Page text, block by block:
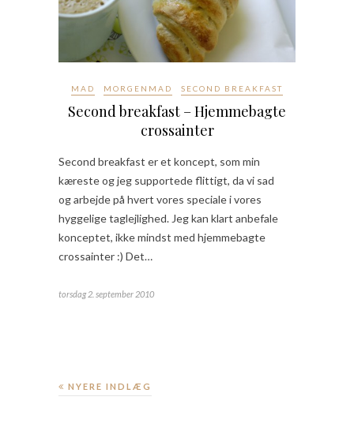
MAD MORGENMAD SECOND BREAKFAST
Second breakfast – Hjemmebagte
crossainter
Second breakfast er et koncept, som min
kæreste og jeg supportede flittigt, da vi sad
og arbejde på hvert vores speciale i vores
hyggelige taglejlighed. Jeg kan klart anbefale
konceptet, ikke mindst med hjemmebagte
crossainter :) Det…
torsdag 2. september 2010
NYERE INDLÆG